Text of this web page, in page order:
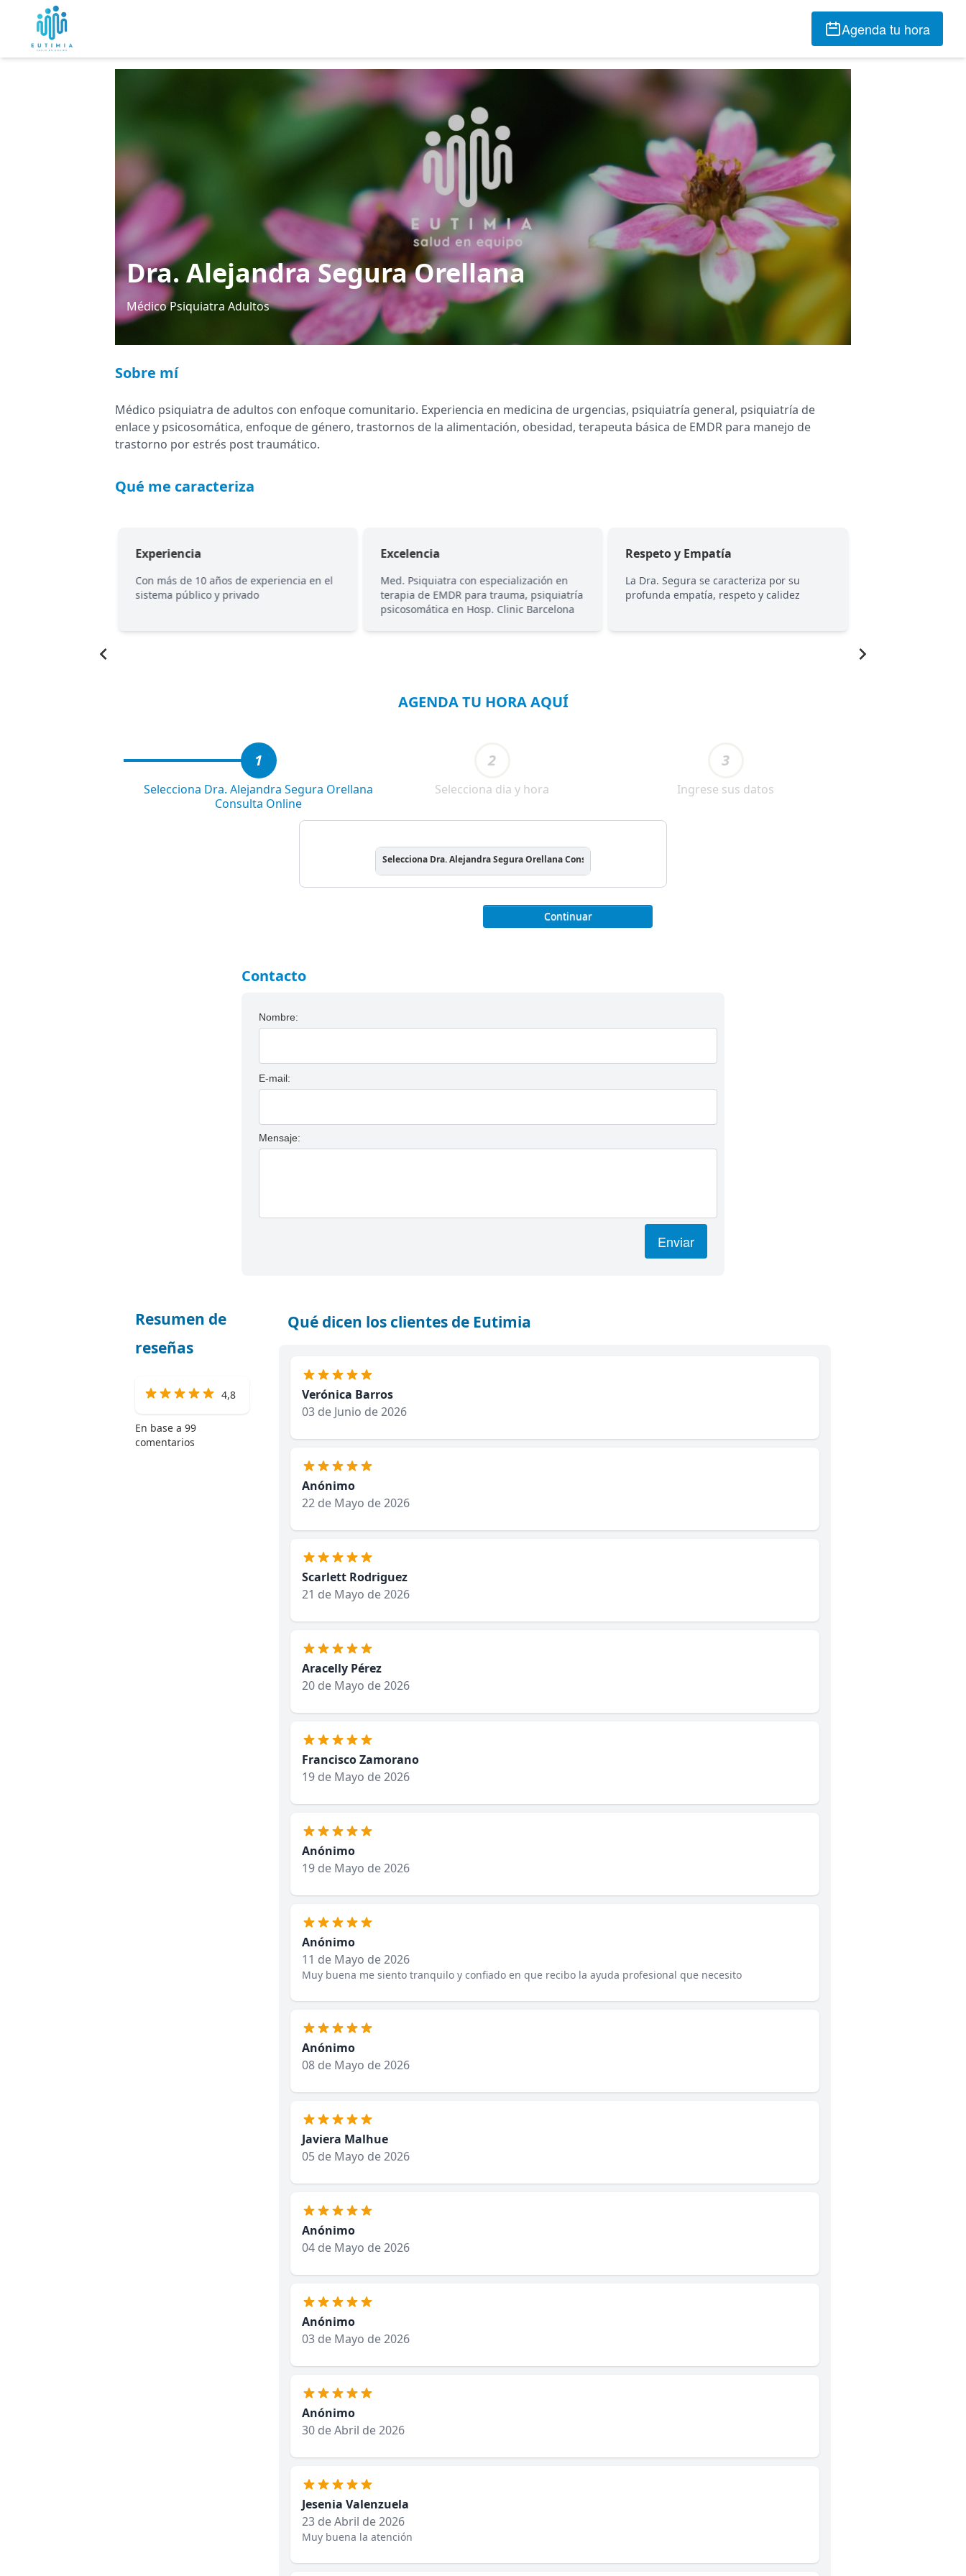
Agenda tu hora
Dra. Alejandra Segura Orellana
Médico Psiquiatra Adultos
Sobre mí
Médico psiquiatra de adultos con enfoque comunitario. Experiencia en medicina de urgencias, psiquiatría general, psiquiatría de
enlace y psicosomática, enfoque de género, trastornos de la alimentación, obesidad, terapeuta básica de EMDR para manejo de
trastorno por estrés post traumático.
Qué me caracteriza
Experiencia
Con más de 10 años de experiencia en el
sistema público y privado
Excelencia
Med. Psiquiatra con especialización en
terapia de EMDR para trauma, psiquiatría
psicosomática en Hosp. Clinic Barcelona
Respeto y Empatía
La Dra. Segura se caracteriza por su
profunda empatía, respeto y calidez
AGENDA TU HORA AQUÍ
1
Selecciona Dra. Alejandra Segura Orellana
Consulta Online
2
Selecciona dia y hora
3
Ingrese sus datos
Selecciona Dra. Alejandra Segura Orellana Consulta Online
Continuar
Contacto
Nombre:
E-mail:
Mensaje:
Enviar
Resumen de
reseñas
4,8
En base a 99
comentarios
Qué dicen los clientes de Eutimia
Verónica Barros
03 de Junio de 2026
Anónimo
22 de Mayo de 2026
Scarlett Rodriguez
21 de Mayo de 2026
Aracelly Pérez
20 de Mayo de 2026
Francisco Zamorano
19 de Mayo de 2026
Anónimo
19 de Mayo de 2026
Anónimo
11 de Mayo de 2026
Muy buena me siento tranquilo y confiado en que recibo la ayuda profesional que necesito
Anónimo
08 de Mayo de 2026
Javiera Malhue
05 de Mayo de 2026
Anónimo
04 de Mayo de 2026
Anónimo
03 de Mayo de 2026
Anónimo
30 de Abril de 2026
Jesenia Valenzuela
23 de Abril de 2026
Muy buena la atención